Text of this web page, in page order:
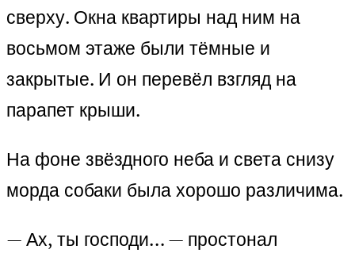
сверху. Окна квартиры над ним на
восьмом этаже были тёмные и
закрытые. И он перевёл взгляд на
парапет крыши.
На фоне звёздного неба и света снизу
морда собаки была хорошо различима.
— Ах, ты господи… — простонал